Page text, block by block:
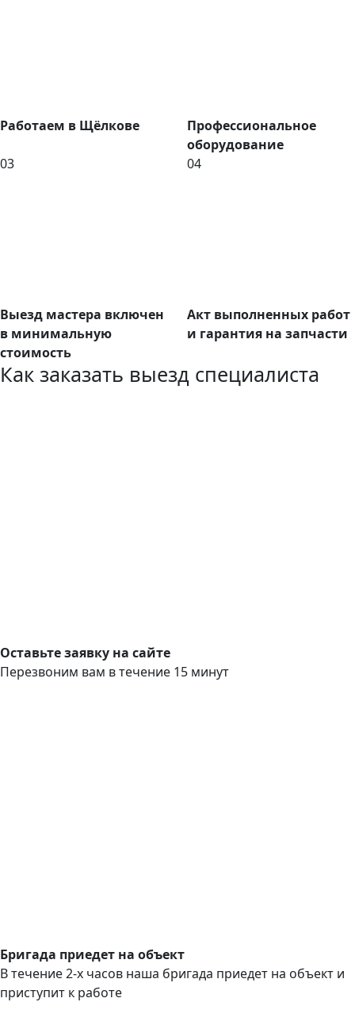
Работаем в Щёлкове
Профессиональное
оборудование
03
Выезд мастера включен
в минимальную
стоимость
04
Акт выполненных работ
и гарантия на запчасти
Как заказать выезд специалиста
Оставьте заявку на сайте
Перезвоним вам в течение 15 минут
Бригада приедет на объект
В течение 2-х часов наша бригада приедет на объект и
приступит к работе